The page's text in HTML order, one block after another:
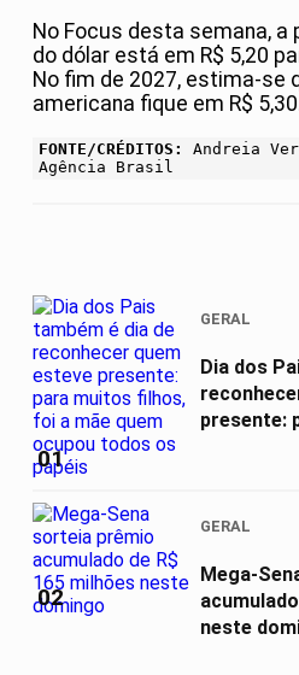
No Focus desta semana,
do dólar está em R$ 5,20
No fim de 2027, estima-se
americana fique em R$
FONTE/CRÉDITOS:
Andreia
Agência Brasil
01
GERAL
Dia dos
presente:
02
GERAL
Mega-
neste